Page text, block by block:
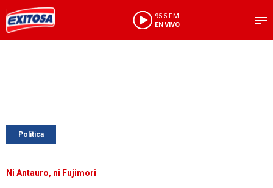
95.5 FM
EN VIVO
Política
Ni Antauro, ni Fujimori